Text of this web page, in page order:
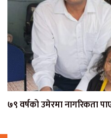
७९ वर्षको उमेरमा नागरिकता